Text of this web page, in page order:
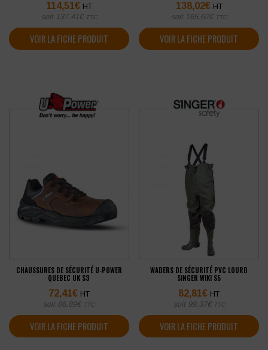
114,51€ HT
soit 137,41 € TTC
VOIR LA FICHE PRODUIT
138,02€ HT
soit 165,62€ TTC
VOIR LA FICHE PRODUIT
CHAUSSURES DE SÉCURITÉ U-POWER
QUEBEC UK S3
72,41€ HT
soit 86,89€ TTC
VOIR LA FICHE PRODUIT
WADERS DE SÉCURITÉ PVC LOURD
SINGER WIKI S5
82,81€ HT
soit 99,37€ TTC
VOIR LA FICHE PRODUIT